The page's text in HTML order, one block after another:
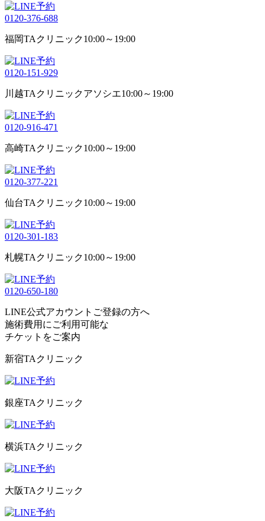
0120-376-688
福岡TAクリニック10:00～19:00
0120-151-929
川越TAクリニックアソシエ10:00～19:00
0120-916-471
高崎TAクリニック10:00～19:00
0120-377-221
仙台TAクリニック10:00～19:00
0120-301-183
札幌TAクリニック10:00～19:00
0120-650-180
LINE公式アカウントご登録の方へ
施術費用にご利用可能な
チケット をご案内
新宿TAクリニック
銀座TAクリニック
横浜TAクリニック
大阪TAクリニック